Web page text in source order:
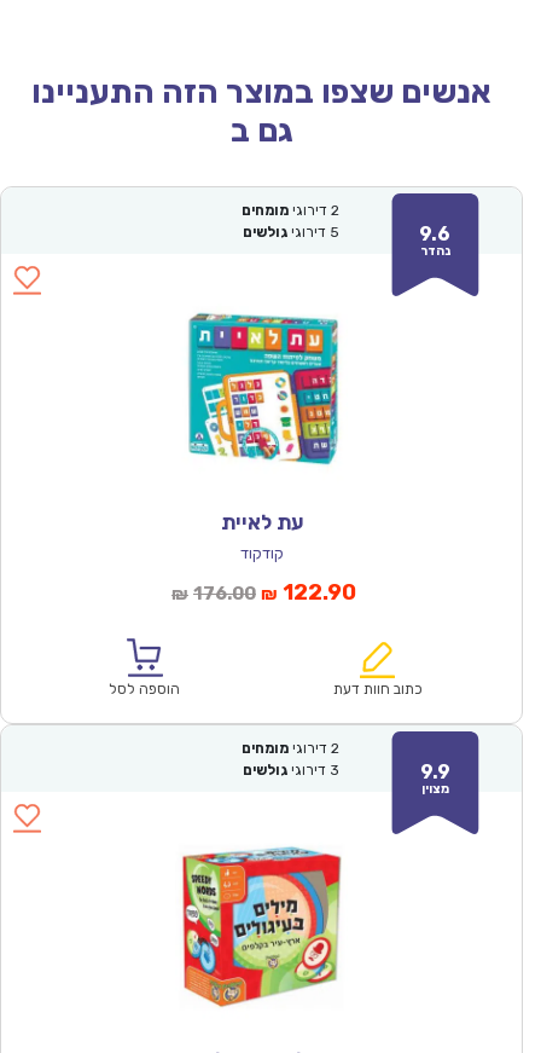
אנשים שצפו במוצר הזה התעניינו
גם ב
9.6
נהדר
2 דירוגי מומחים
5 דירוגי גולשים
עת לאיית
קודקוד
₪ 176.00המחיר
₪176.00.
₪ 122.90המחיר
הוא:
כתוב חוות דעת הוספה לסל
9.9
מצוין
2 דירוגי מומחים
3 דירוגי גולשים